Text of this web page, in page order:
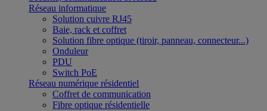
Réseau informatique
Solution cuivre RJ45
Baie, rack et coffret
Solution fibre optique (tiroir, panneau, connecteur...)
Onduleur
PDU
Switch PoE
Réseau numérique résidentiel
Coffret de communication
Fibre optique résidentielle